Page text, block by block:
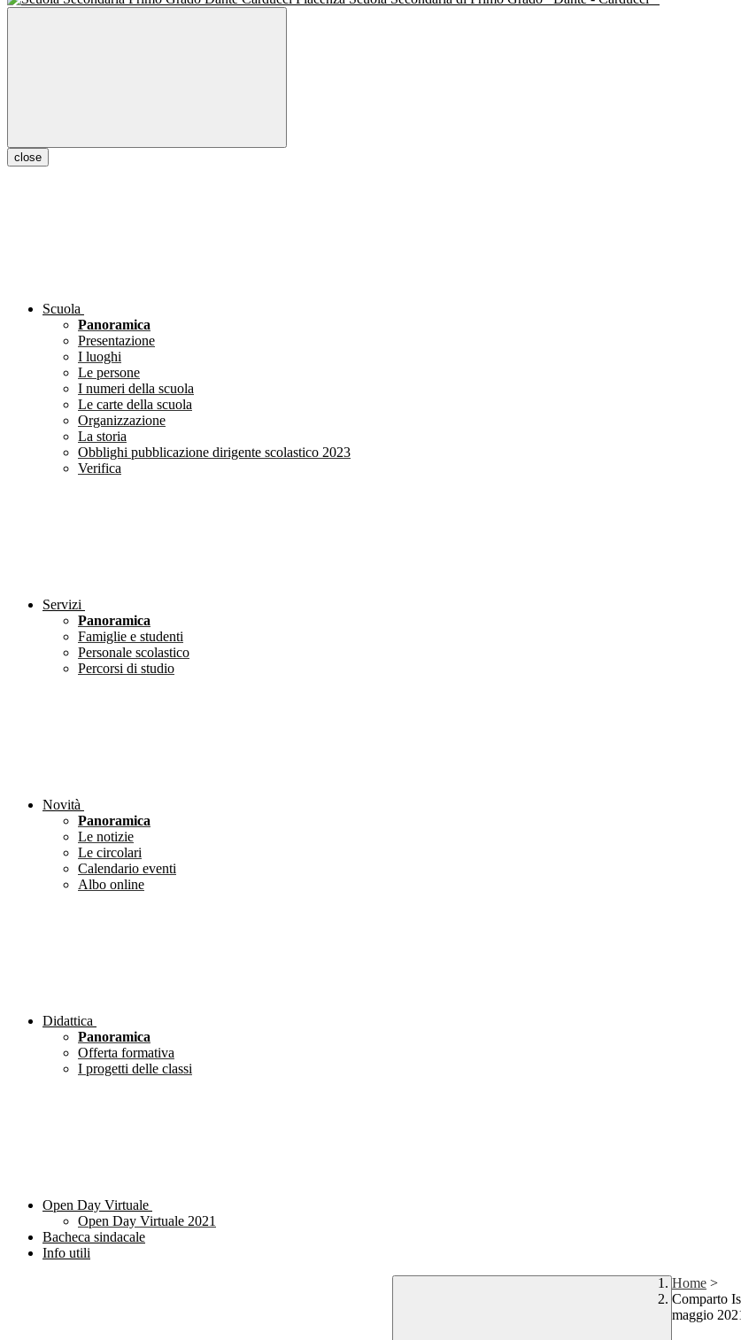
close
Scuola
Panoramica
Presentazione
I luoghi
Le persone
I numeri della scuola
Le carte della scuola
Organizzazione
La storia
Obblighi pubblicazione dirigente scolastico 2023
Verifica
Servizi
Panoramica
Famiglie e studenti
Personale scolastico
Percorsi di studio
Novità
Panoramica
Le notizie
Le circolari
Calendario eventi
Albo online
Didattica
Panoramica
Offerta formativa
I progetti delle classi
Open Day Virtuale
Open Day Virtuale 2021
Bacheca sindacale
Info utili
Home >
Comparto
maggio